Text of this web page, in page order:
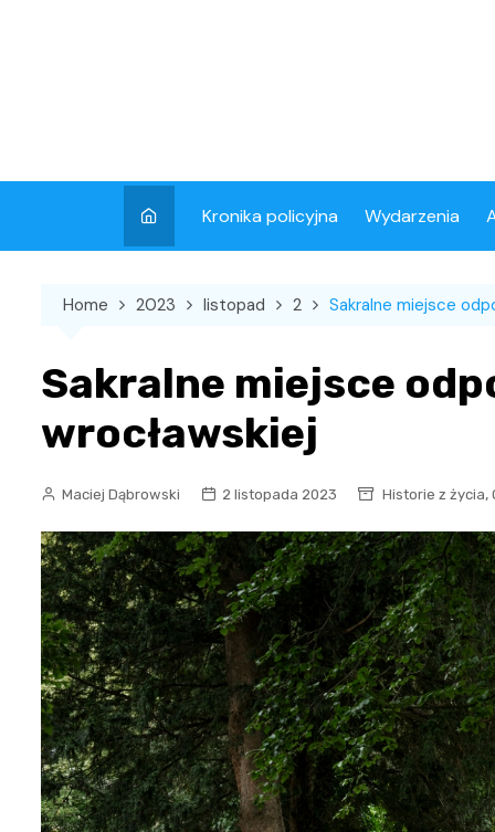
Kronika policyjna Wydarzenia
Home 2023 listopad 2 Sakralne miejsce
Sakralne miejsce
wrocławskiej
Maciej Dąbrowski 2 listopada 2023 Historie z życia,